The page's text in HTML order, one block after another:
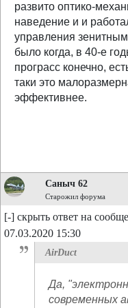
развито оптико-
наведение и и
управления
было когда, в 40-е
програсс конечно,
таки это
эффективнее.
Саныч 62
Старожил форума
[-] скрыть ответ на
07.03.2020 15:30
AirDuct
Да,
современных